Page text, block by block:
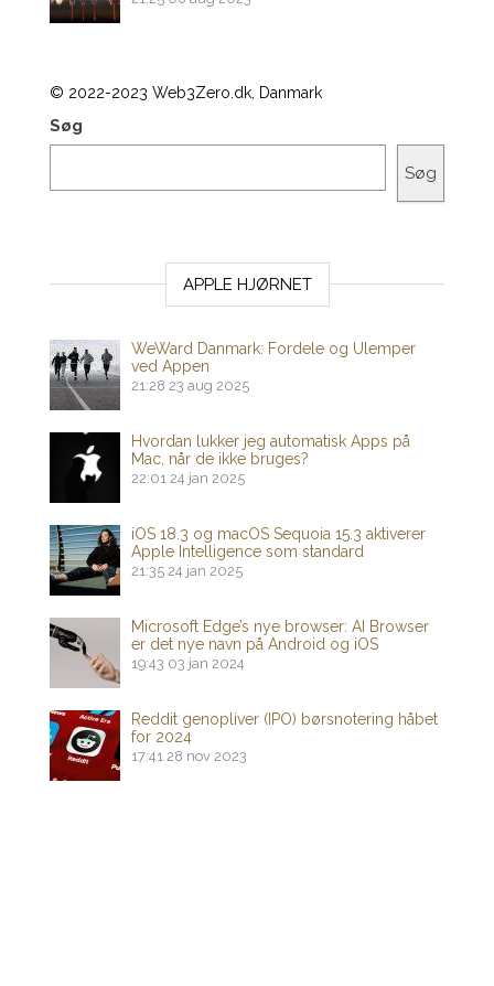
© 2022-2023 Web3Zero.dk, Danmark
Søg
Søg
APPLE HJØRNET
WeWard Danmark: Fordele og Ulemper
ved Appen
21:28 23 aug 2025
Hvordan lukker jeg automatisk Apps på
Mac, når de ikke bruges?
22:01 24 jan 2025
iOS 18.3 og macOS Sequoia 15.3 aktiverer
Apple Intelligence som standard
21:35 24 jan 2025
Microsoft Edge’s nye browser: AI Browser
er det nye navn på Android og iOS
19:43 03 jan 2024
Reddit genopliver (IPO) børsnotering håbet
for 2024
17:41 28 nov 2023